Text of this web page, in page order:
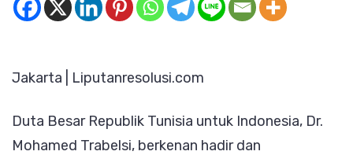
Umum
Jakarta | Liputanresolusi.com
Duta Besar Republik Tunisia untuk Indonesia, Dr.
Mohamed Trabelsi, berkenan hadir dan